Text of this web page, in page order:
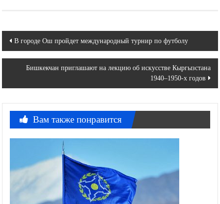
Навигация
по
записям
В городе Ош пройдет международный турнир по футболу
Бишкекчан приглашают на лекцию об искусстве Кыргызстана
1940–1950-х годов
Вам также понравится